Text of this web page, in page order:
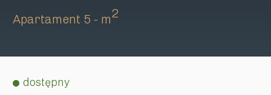
Apartament 5 - m2
dostępny